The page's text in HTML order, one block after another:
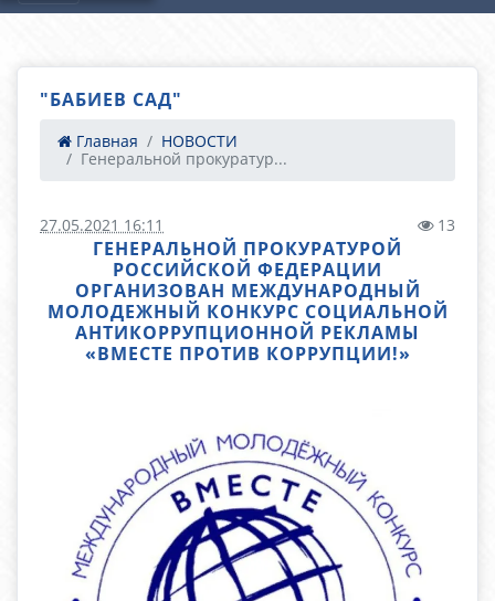
"БАБИЕВ САД"
Главная
НОВОСТИ
Генеральной прокуратур...
27.05.2021 16:11 13
ГЕНЕРАЛЬНОЙ ПРОКУРАТУРОЙ
РОССИЙСКОЙ ФЕДЕРАЦИИ
ОРГАНИЗОВАН МЕЖДУНАРОДНЫЙ
МОЛОДЕЖНЫЙ КОНКУРС СОЦИАЛЬНОЙ
АНТИКОРРУПЦИОННОЙ РЕКЛАМЫ
«ВМЕСТЕ ПРОТИВ КОРРУПЦИИ!»